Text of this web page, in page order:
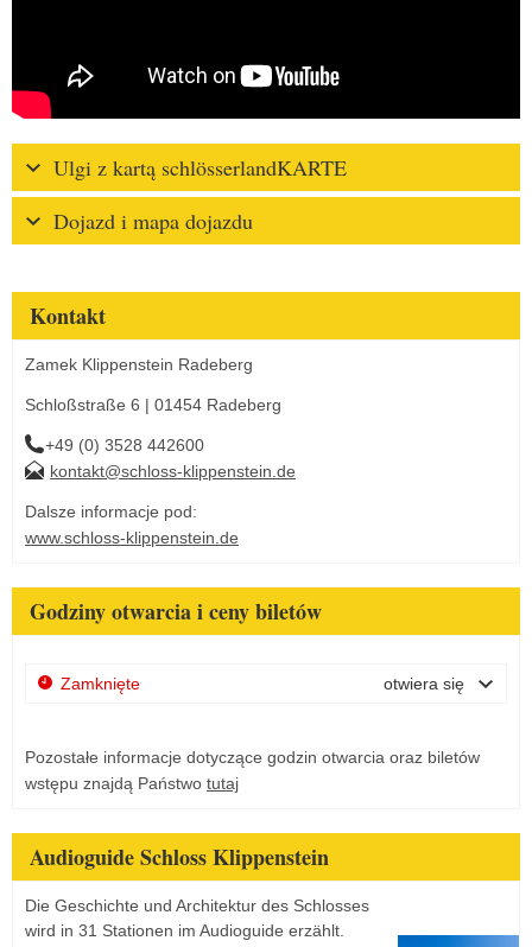
Ulgi z kartą schlösserlandKARTE
Dojazd i mapa dojazdu
Kontakt
Zamek Klippenstein Radeberg
Schloßstraße 6 | 01454 Radeberg
+49 (0) 3528 442600
kontakt@schloss-klippenstein.de
Dalsze informacje pod:
www.schloss-klippenstein.de
Godziny otwarcia i ceny biletów
Zamknięte otwiera się
Pozostałe informacje dotyczące godzin otwarcia oraz biletów
wstępu znajdą Państwo tutaj
Audioguide Schloss Klippenstein
Die Geschichte und Architektur des Schlosses
wird in 31 Stationen im Audioguide erzählt.